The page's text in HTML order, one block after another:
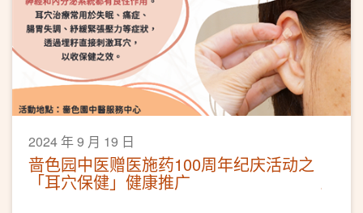
2024 年 9 月 19 日
啬色园中医赠医施药100周年纪庆活动之
「耳穴保健」健康推广